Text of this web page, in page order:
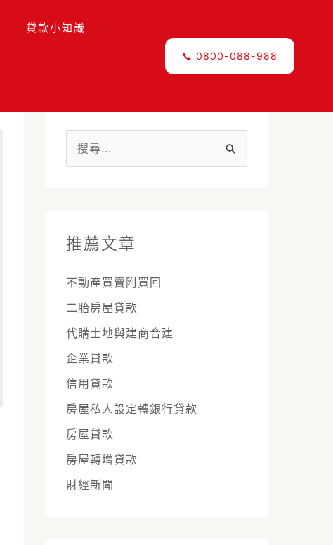
貸款小知識
📞 0800-088-988
字
推薦文章
不動產買賣附買回
二胎房屋貸款
代購土地與建商合建
企業貸款
信用貸款
房屋私人設定轉銀行貸款
房屋貸款
房屋轉增貸款
財經新聞